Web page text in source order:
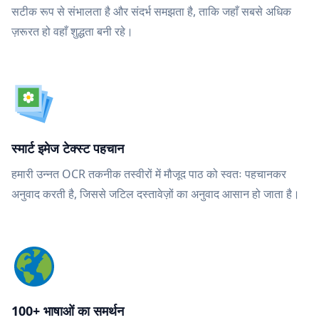
सटीक रूप से संभालता है और संदर्भ समझता है, ताकि जहाँ सबसे अधिक
ज़रूरत हो वहाँ शुद्धता बनी रहे।
स्मार्ट इमेज टेक्स्ट पहचान
हमारी उन्नत OCR तकनीक तस्वीरों में मौजूद पाठ को स्वतः पहचानकर
अनुवाद करती है, जिससे जटिल दस्तावेज़ों का अनुवाद आसान हो जाता है।
100+ भाषाओं का समर्थन